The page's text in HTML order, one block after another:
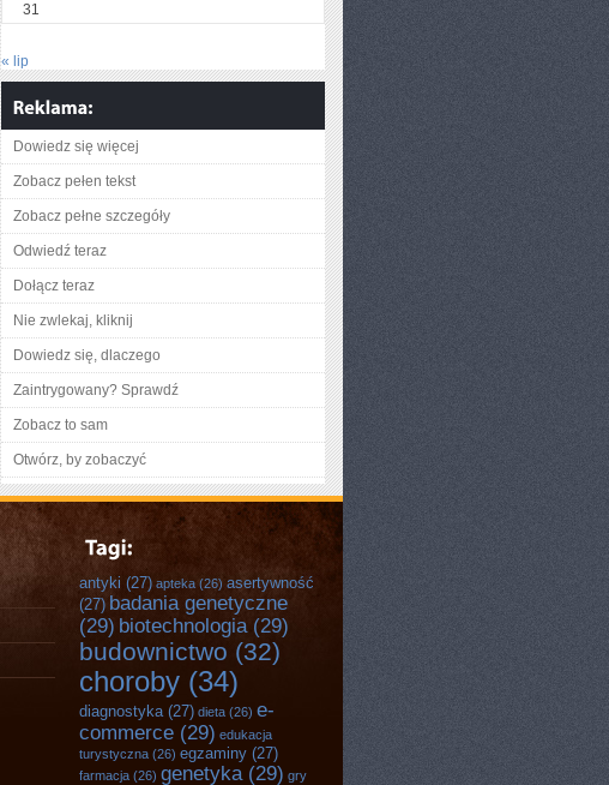
31
« lip
Dowiedz się więcej
Zobacz pełen tekst
Zobacz pełne szczegóły
Odwiedź teraz
Dołącz teraz
Nie zwlekaj, kliknij
Dowiedz się, dlaczego
Zaintrygowany? Sprawdź
Zobacz to sam
Otwórz, by zobaczyć
antyki (27) apteka (26) asertywność
(27) badania genetyczne
(29) biotechnologia (29)
budownictwo (32)
choroby (34)
diagnostyka(27) dieta (26) e-
commerce (29) edukacja
turystyczna (26) egzaminy (27)
farmacja (26) genetyka (29) gry